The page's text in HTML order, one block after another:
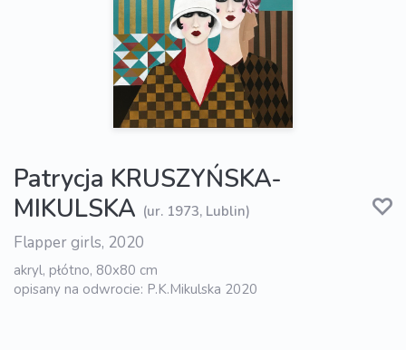
Patrycja KRUSZYŃSKA-
MIKULSKA (ur. 1973, Lublin)
Flapper girls, 2020
akryl, płótno, 80x80 cm
opisany na odwrocie: P.K.Mikulska 2020